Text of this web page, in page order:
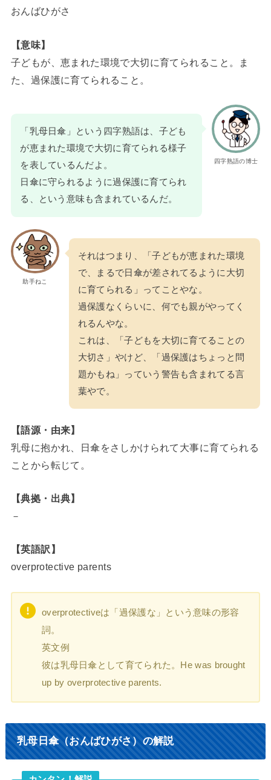
おんばひがさ
【意味】
子どもが、恵まれた環境で大切に育てられること。ま
た、過保護に育てられること。
四字熟語の博士
「乳母日傘」という四字熟語は、子ども
が恵まれた環境で大切に育てられる様子
を表しているんだよ。
日傘に守られるように過保護に育てられ
る、という意味も含まれているんだ。
助手ねこ
それはつまり、「子どもが恵まれた環境
で、まるで日傘が差されてるように大切
に育てられる」ってことやな。
過保護なくらいに、何でも親がやってく
れるんやな。
これは、「子どもを大切に育てることの
大切さ」やけど、「過保護はちょっと問
題かもね」っていう警告も含まれてる言
葉やで。
【語源・由来】
乳母に抱かれ、日傘をさしかけられて大事に育てられる
ことから転じて。
【典拠・出典】
－
【英語訳】
overprotective parents
overprotectiveは「過保護な」という意味の形容
詞。
英文例
彼は乳母日傘として育てられた。He was brought
up by overprotective parents.
乳母日傘（おんばひがさ）の解説